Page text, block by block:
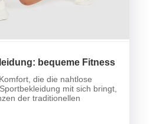
bequeme Fitness
die die nahtlose
mit sich bringt,
der traditionellen